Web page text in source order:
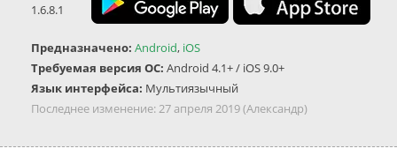
1.6.8.1
Предназначено: Android, iOS
Требуемая версия ОС: Android 4.1+ / iOS 9.0+
Язык интерфейса: Мультиязычный
Последнее изменение: 27 апреля 2019(Александр)